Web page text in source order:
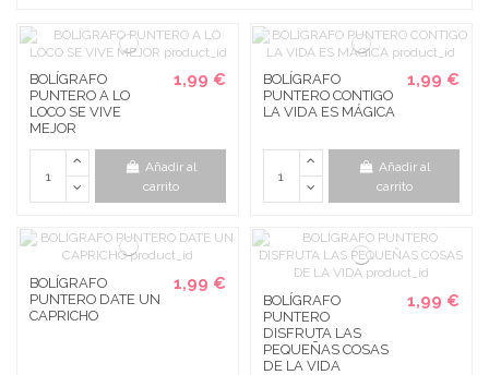
BOLÍGRAFO
PUNTERO A LO
LOCO SE VIVE
MEJOR
1,99 €
Añadir al
carrito
BOLÍGRAFO
PUNTERO CONTIGO
LA VIDA ES MÁGICA
1,99 €
Añadir al
carrito
BOLÍGRAFO
PUNTERO DATE UN
CAPRICHO
1,99 €
BOLÍGRAFO
PUNTERO
DISFRUTA LAS
PEQUEÑAS COSAS
DE LA VIDA
1,99 €